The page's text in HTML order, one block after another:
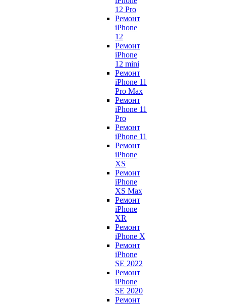
12 Pro
Ремонт
iPhone
12
Ремонт
iPhone
12 mini
Ремонт
iPhone 11
Pro Max
Ремонт
iPhone 11
Pro
Ремонт
iPhone 11
Ремонт
iPhone
XS
Ремонт
iPhone
XS Max
Ремонт
iPhone
XR
Ремонт
iPhone X
Ремонт
iPhone
SE 2022
Ремонт
iPhone
SE 2020
Ремонт